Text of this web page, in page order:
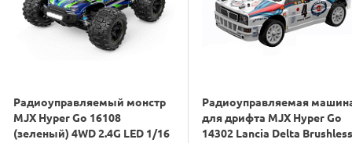
Радиоуправляемый монстр
MJX Hyper Go 16108
(зеленый) 4WD 2.4G LED 1/16
Радиоуправляемая
для дрифта MJX Hyper Go
14302 Lancia Delta Brushless